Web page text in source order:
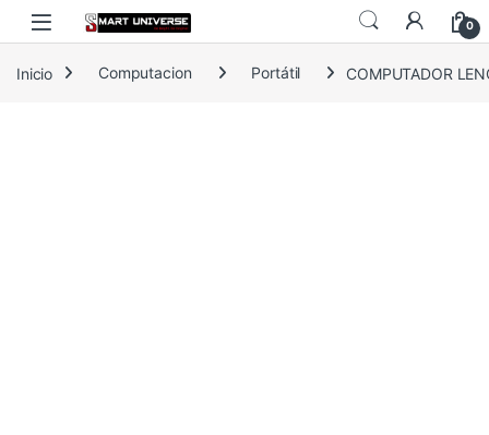
Skip to navigation
Skip to content
0
Inicio Computacion Portátil COMPUTADOR